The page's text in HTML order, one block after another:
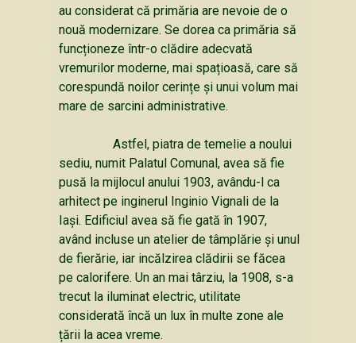
au considerat că primăria are nevoie de o
nouă modernizare. Se dorea ca primăria să
funcționeze într-o clădire adecvată
vremurilor moderne, mai spațioasă, care să
corespundă noilor cerințe și unui volum mai
mare de sarcini administrative.
Astfel, piatra de temelie a noului
sediu, numit Palatul Comunal, avea să fie
pusă la mijlocul anului 1903, avându-l ca
arhitect pe inginerul Inginio Vignali de la
Iași. Edificiul avea să fie gată în 1907,
având incluse un atelier de tâmplărie și unul
de fierărie, iar incălzirea clădirii se făcea
pe calorifere. Un an mai târziu, la 1908, s-a
trecut la iluminat electric, utilitate
considerată încă un lux în multe zone ale
țării la acea vreme.